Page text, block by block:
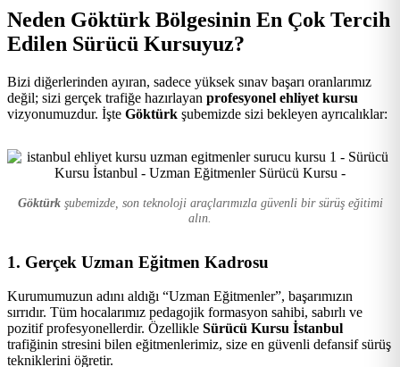
Kursu
Neden Göktürk Bölgesinin En Çok Tercih
Edilen Sürücü Kursuyuz?
Bizi diğerlerinden ayıran, sadece yüksek sınav başarı oranlarımız
değil; sizi gerçek trafiğe hazırlayan profesyonel ehliyet kursu
vizyonumuzdur. İşte Göktürk şubemizde sizi bekleyen ayrıcalıklar:
Göktürkşubemizde, son teknoloji araçlarımızla güvenli bir sürüş eğitimi
alın.
1. Gerçek Uzman Eğitmen Kadrosu
Kurumumuzun adını aldığı “Uzman Eğitmenler”, başarımızın
sırrıdır. Tüm hocalarımız pedagojik formasyon sahibi, sabırlı ve
pozitif profesyonellerdir. Özellikle Sürücü Kursu İstanbul
trafiğinin stresini bilen eğitmenlerimiz, size en güvenli defansif sürüş
tekniklerini öğretir.